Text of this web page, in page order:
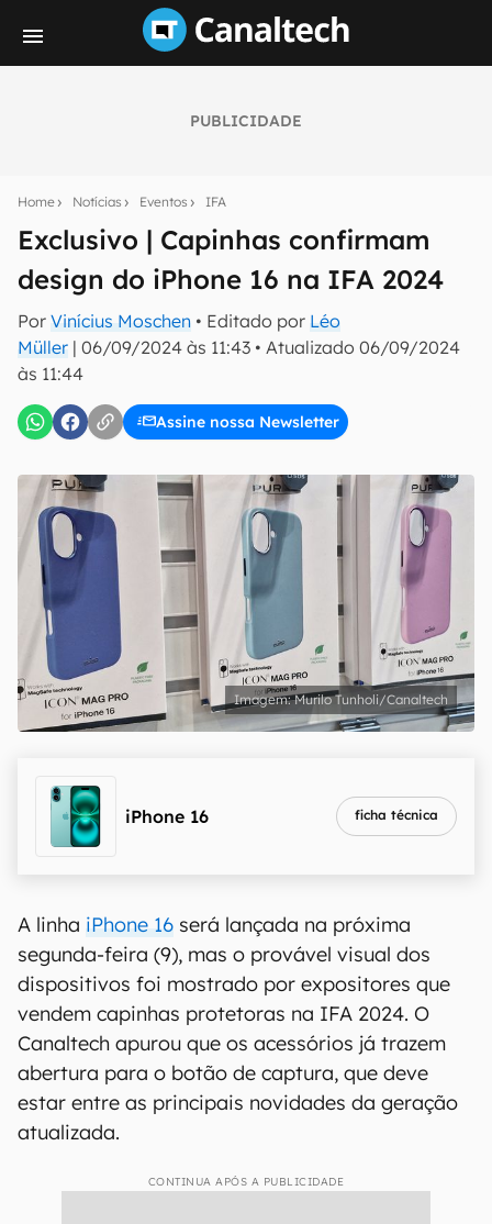
PUBLICIDADE
Home Notícias Eventos IFA
Exclusivo | Capinhas confirmam
design do iPhone 16 na IFA 2024
Por Vinícius Moschen • Editado por Léo
Müller | 06/09/2024 às 11:43 • Atualizado 06/09/2024
às 11:44
Assine nossa Newsletter
notícias e reviews sobre tecnologia em primeira
mão.
E-mail
Confirmo que li, aceito e concordo com os
Murilo Tunholi/Canaltech
iPhone 16 ficha técnica
A linha iPhone 16 será lançada na próxima
segunda-feira (9), mas o provável visual dos
dispositivos foi mostrado por expositores que
vendem capinhas protetoras na IFA 2024. O
Canaltech apurou que os acessórios já trazem
abertura para o botão de captura, que deve
estar entre as principais novidades da geração
atualizada.
CONTINUA APÓS A PUBLICIDADE